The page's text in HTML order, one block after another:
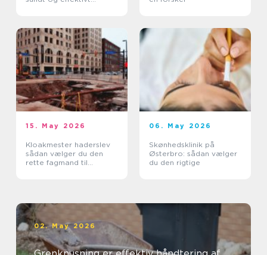
15. May 2026
Kloakmester haderslev
sådan vælger du den
rette fagmand til
06. May 2026
Skønhedsklinik på
Østerbro: sådan vælger
du den rigtige
02. May 2026